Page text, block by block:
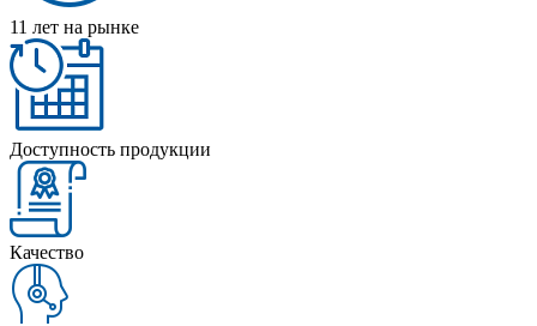
11 лет на рынке
Доступность продукции
Качество